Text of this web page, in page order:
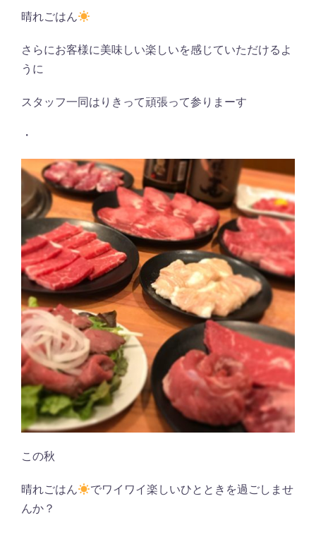
晴れごはん
さらにお客様に美味しい楽しいを感じていただけるよ
うに
スタッフ一同はりきって頑張って参りまーす
・
この秋
晴れごはん
でワイワイ楽しいひとときを過ごしませ
んか？